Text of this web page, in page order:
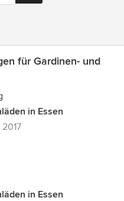
für Gardinen- und
in Essen
in Essen